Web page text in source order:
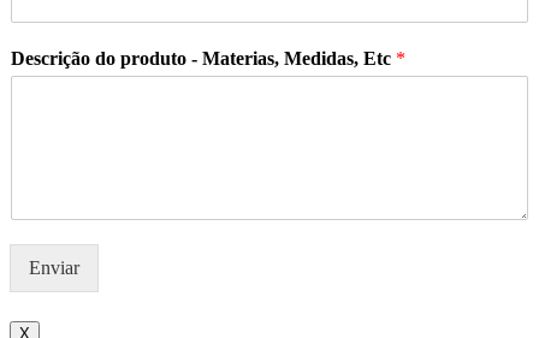
Descrição do produto - Materias, Medidas, Etc *
Enviar
X